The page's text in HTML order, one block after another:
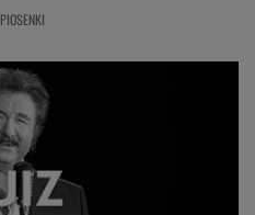
PIOSENKI